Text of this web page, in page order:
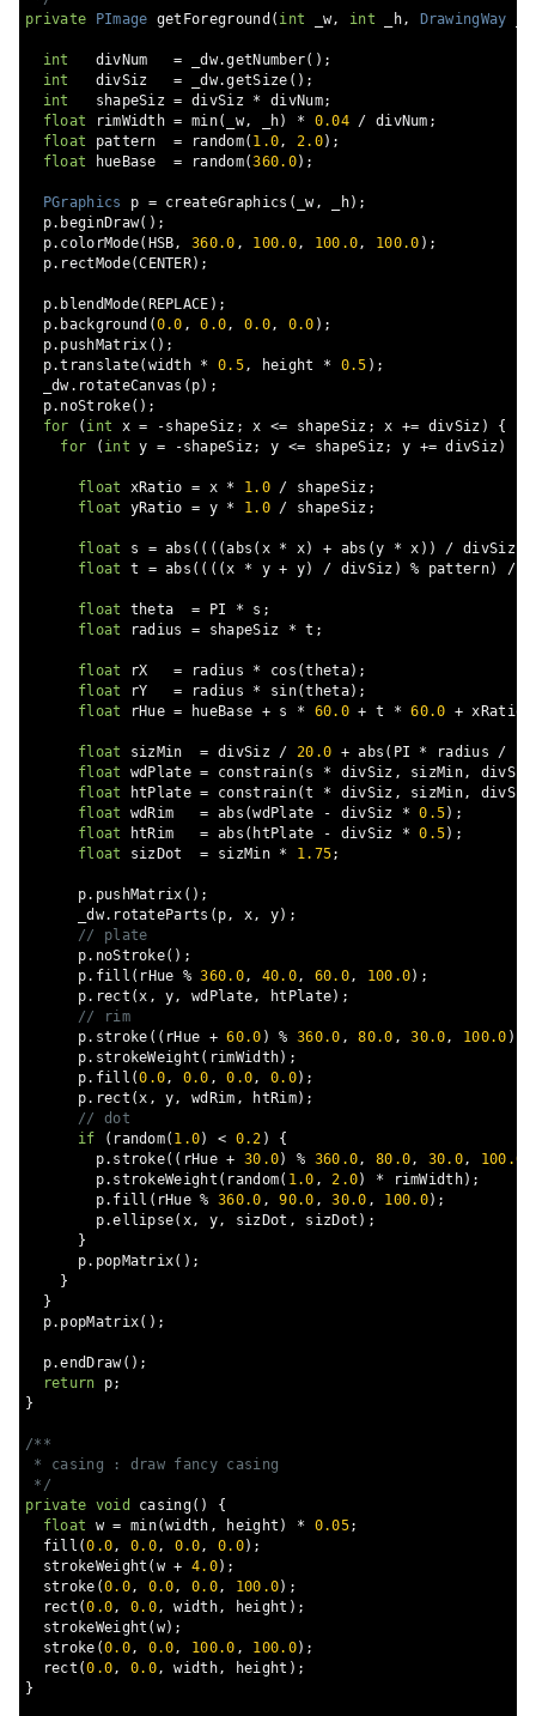
private
PImage getForeground ( int _w, int _h, DrawingWay
int
   divNum
= _dw.getNumber();
int
   divSiz
= _dw.getSize ();
int
   shapeSiz
= divSiz * divNum;
float rimWidth = min( _w, _h) * 0.04 / divNum ;
float pattern = random( 1.0, 2.0);
float hueBase = random(360.0);
PGraphics p = createGraphics ( _w, _h);
  p
. beginDraw();
  p
. colorMode( HSB, 360.0 , 100.0, 100.0, 100.0 );
  p
. rectMode(CENTER);
  p
. blendMode( REPLACE );
  p
. background (0.0 , 0.0, 0.0, 0.0 );
  p
. pushMatrix ();
  p
.translate( width * 0.5, height * 0.5 );
  _dw
. rotateCanvas ( p);
  p
. noStroke();
for
( int x = -shapeSiz ; x <= shapeSiz ; x += divSiz )
{
for
( int y = -shapeSiz ; y <= shapeSiz ; y += divSiz )
float xRatio = x * 1.0 / shapeSiz ;
float
yRatio = y * 1.0 / shapeSiz ;
float s = abs ((((abs ( x * x) + abs (y * x )) / divSiz
float
t = abs ((((x * y + y) / divSiz ) % pattern) /
float theta = PI * s ;
float
radius = shapeSiz * t ;
float rX = radius * cos (theta);
float
rY = radius * sin(theta);
float
rHue = hueBase + s * 60.0 + t * 60.0 + xRatio
float sizMin = divSiz / 20.0 + abs ( PI * radius /
float
wdPlate = constrain( s * divSiz , sizMin, divSiz
float
htPlate = constrain(t * divSiz , sizMin, divSiz
float
wdRim = abs (wdPlate - divSiz * 0.5);
float
htRim = abs ( htPlate - divSiz * 0.5);
float
sizDot = sizMin * 1.75;
      p
. pushMatrix ();
      _dw
. rotateParts ( p, x, y);
// plate
      p
. noStroke();
      p
. fill ( rHue % 360.0, 40.0, 60.0, 100.0);
      p
. rect (x , y, wdPlate, htPlate);
// rim
      p
. stroke (( rHue + 60.0 ) % 360.0 , 80.0 , 30.0, 100.0 );
      p
. strokeWeight ( rimWidth);
      p
. fill (0.0, 0.0 , 0.0, 0.0);
      p
. rect (x , y, wdRim , htRim);
// dot
if
( random( 1.0) < 0.2 )
{
        p
. stroke(( rHue + 30.0) % 360.0, 80.0, 30.0, 100.0
        p
. strokeWeight ( random( 1.0 , 2.0) * rimWidth);
        p
. fill ( rHue % 360.0 , 90.0 , 30.0 , 100.0);
        p
.ellipse( x, y, sizDot , sizDot );
}
      p
. popMatrix();
}
}
  p
. popMatrix();
  p
.endDraw();
return p;
}
/**
* casing : draw fancy casing
*/
private void casing()
{
float w = min(width , height ) * 0.05;
  fill
(0.0, 0.0, 0.0, 0.0);
  strokeWeight
( w + 4.0);
  stroke
(0.0, 0.0, 0.0, 100.0);
  rect
(0.0, 0.0, width, height );
  strokeWeight
( w);
  stroke
(0.0, 0.0, 100.0 , 100.0);
  rect
(0.0, 0.0, width, height );
}